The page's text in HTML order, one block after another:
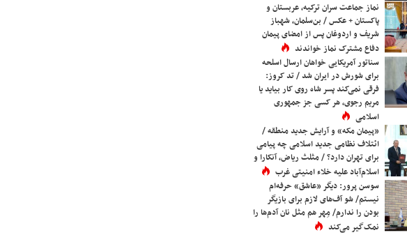
نماز جماعت سران ترکیه، عربستان و
پاکستان + عکس / بن‌سلمان، شهباز
شریف و اردوغان پس از امضای پیمان
دفاع مشترک نماز خواندند
سناتور آمریکایی خواهان ارسال اسلحه
برای شورش در ایران شد / تد کروز:
فرقی نمی‌کند پسر شاه روی کار بیاید یا
مریم رجوی، هر کسی جز جمهوری
اسلامی
«پیمان مکه» و آرایش جدید منطقه /
ائتلاف نظامی جدید اسلامی چه پیامی
برای تهران دارد؟ / مثلث ریاض، آنکارا و
اسلام‌آباد علیه خلاء امنیتی غرب
سوسن پرور: دیگر «عاشق» حرفه‌ام
نیستم/ شو آف‌های لازم برای بازیگر
بودن را ندارم/ مِهر هم مثل نان آدم‌ها را
نمک‌گیر می‌کند